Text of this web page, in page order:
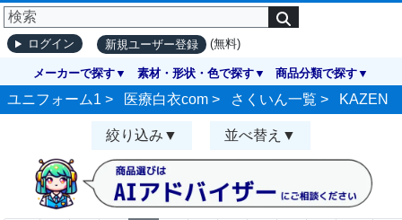
ログイン 新規ユーザー登録 (無料)
メーカーで探す 素材・形状・色で探す 商品分類で探す
ユニフォーム1 > 医療白衣com > さくいん一覧 > KAZEN
絞り込み 並べ替え